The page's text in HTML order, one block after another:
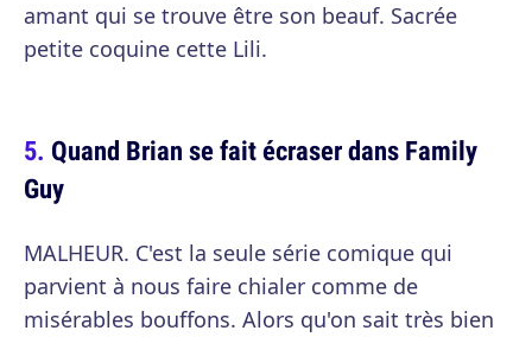
amant qui se trouve être son beauf. Sacrée
petite coquine cette Lili.
Quand Brian se fait écraser dans Family
Guy
MALHEUR. C'est la seule série comique qui
parvient à nous faire chialer comme de
misérables bouffons. Alors qu'on sait très bien